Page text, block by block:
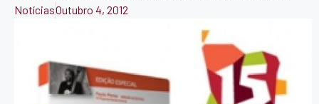
NotíciasOutubro 4, 2012